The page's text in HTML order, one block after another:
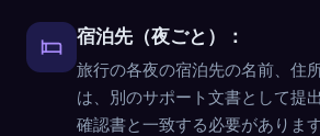
宿泊先（夜ごと）：
旅行の各夜の宿泊先の名前、住
は、別のサポート文書として提
確認書と一致する必要があります